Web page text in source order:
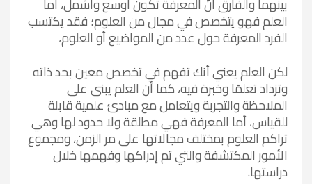
العلم فهو يتخصص في مجال من العلوم؛ فقد يكتسب
الفرد المعرفة حول عدد من المواضيع أو العلوم،
لكن العلم يعني أنك تفهم في تخصص معين بحد ذاته
وتزداد تعلمًا وخبرة فيه، كما أن العلم يبنى على
الملاحظة والتجربة ويتعامل مع مبادئ علمية قابلة
للقياس، أما المعرفة فهي مطلقة ولا حدود لها وهي
تراكم العلوم بمختلف مجالاتها على مر الزمن، ومجموع
الأمور المكتشفة والتي تم إدراكها وفهمها خلال
دراستها.